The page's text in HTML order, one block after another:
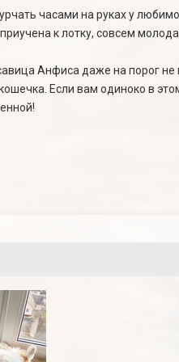
часами на руках у
к лотку, совсем
Анфиса даже на порог не
Если вам одиноко в